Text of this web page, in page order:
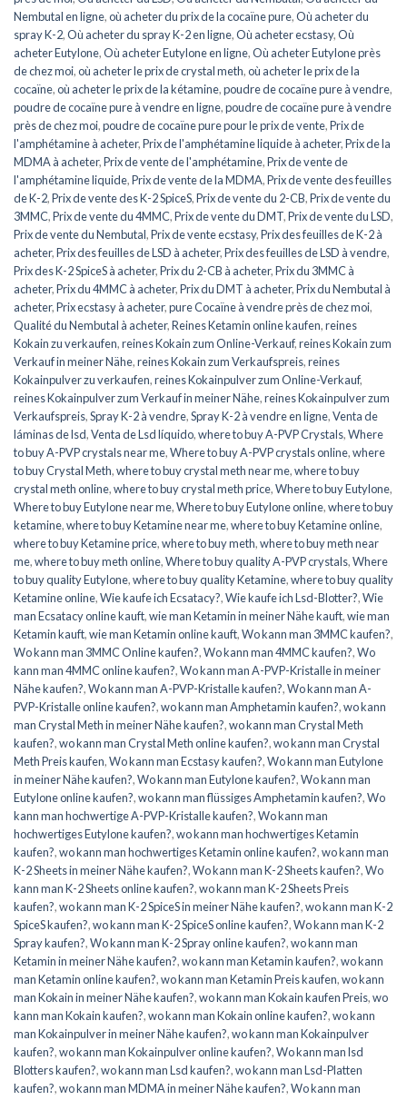
Nembutal en ligne,où acheter du prix de la cocaïne pure,Où acheter du
spray K-2,Où acheter du spray K-2 en ligne,Où acheter ecstasy,Où
acheter Eutylone,Où acheter Eutylone en ligne,Où acheter Eutylone près
de chez moi,où acheter le prix de crystal meth,où acheter le prix de la
cocaïne,où acheter le prix de la kétamine,poudre de cocaïne pure à vendre,
poudre de cocaïne pure à vendre en ligne,poudre de cocaïne pure à vendre
près de chez moi,poudre de cocaïne pure pour le prix de vente,Prix de
l'amphétamine à acheter,Prix de l'amphétamine liquide à acheter,Prix de la
MDMA à acheter,Prix de vente de l'amphétamine,Prix de vente de
l'amphétamine liquide,Prix de vente de la MDMA,Prix de vente des feuilles
de K-2,Prix de vente des K-2 SpiceS,Prix de vente du 2-CB,Prix de vente du
3MMC,Prix de vente du 4MMC,Prix de vente du DMT,Prix de vente du LSD,
Prix de vente du Nembutal,Prix de vente ecstasy,Prix des feuilles de K-2 à
acheter,Prix des feuilles de LSD à acheter,Prix des feuilles de LSD à vendre,
Prix des K-2 SpiceS à acheter,Prix du 2-CB à acheter,Prix du 3MMC à
acheter,Prix du 4MMC à acheter,Prix du DMT à acheter,Prix du Nembutal à
acheter,Prix ecstasy à acheter,pure Cocaïne à vendre près de chez moi,
Qualité du Nembutal à acheter,Reines Ketamin online kaufen,reines
Kokain zu verkaufen,reines Kokain zum Online-Verkauf,reines Kokain zum
Verkauf in meiner Nähe,reines Kokain zum Verkaufspreis,reines
Kokainpulver zu verkaufen,reines Kokainpulver zum Online-Verkauf,
reines Kokainpulver zum Verkauf in meiner Nähe,reines Kokainpulver zum
Verkaufspreis,Spray K-2 à vendre,Spray K-2 à vendre en ligne,Venta de
láminas de lsd,Venta de Lsd líquido,where to buy A-PVP Crystals,Where
to buy A-PVP crystals near me,Where to buy A-PVP crystals online,where
to buy Crystal Meth,where to buy crystal meth near me,where to buy
crystal meth online,where to buy crystal meth price,Where to buy Eutylone,
Where to buy Eutylone near me,Where to buy Eutylone online,where to buy
ketamine,where to buy Ketamine near me,where to buy Ketamine online,
where to buy Ketamine price,where to buy meth,where to buy meth near
me,where to buy meth online,Where to buy quality A-PVP crystals,Where
to buy quality Eutylone,where to buy quality Ketamine,where to buy quality
Ketamine online,Wie kaufe ich Ecsatacy?,Wie kaufe ich Lsd-Blotter?,Wie
man Ecsatacy online kauft,wie man Ketamin in meiner Nähe kauft,wie man
Ketamin kauft,wie man Ketamin online kauft,Wo kann man 3MMC kaufen?,
Wo kann man 3MMC Online kaufen?,Wo kann man 4MMC kaufen?,Wo
kann man 4MMC online kaufen?,Wo kann man A-PVP-Kristalle in meiner
Nähe kaufen?,Wo kann man A-PVP-Kristalle kaufen?,Wo kann man A-
PVP-Kristalle online kaufen?,wo kann man Amphetamin kaufen?,wo kann
man Crystal Meth in meiner Nähe kaufen?,wo kann man Crystal Meth
kaufen?,wo kann man Crystal Meth online kaufen?,wo kann man Crystal
Meth Preis kaufen,Wo kann man Ecstasy kaufen?,Wo kann man Eutylone
in meiner Nähe kaufen?,Wo kann man Eutylone kaufen?,Wo kann man
Eutylone online kaufen?,wo kann man flüssiges Amphetamin kaufen?,Wo
kann man hochwertige A-PVP-Kristalle kaufen?,Wo kann man
hochwertiges Eutylone kaufen?,wo kann man hochwertiges Ketamin
kaufen?,wo kann man hochwertiges Ketamin online kaufen?,wo kann man
K-2 Sheets in meiner Nähe kaufen?,Wo kann man K-2 Sheets kaufen?,Wo
kann man K-2 Sheets online kaufen?,wo kann man K-2 Sheets Preis
kaufen?,wo kann man K-2 SpiceS in meiner Nähe kaufen?,wo kann man K-2
SpiceS kaufen?,wo kann man K-2 SpiceS online kaufen?,Wo kann man K-2
Spray kaufen?,Wo kann man K-2 Spray online kaufen?,wo kann man
Ketamin in meiner Nähe kaufen?,wo kann man Ketamin kaufen?,wo kann
man Ketamin online kaufen?,wo kann man Ketamin Preis kaufen,wo kann
man Kokain in meiner Nähe kaufen?,wo kann man Kokain kaufen Preis,wo
kann man Kokain kaufen?,wo kann man Kokain online kaufen?,wo kann
man Kokainpulver in meiner Nähe kaufen?,wo kann man Kokainpulver
kaufen?,wo kann man Kokainpulver online kaufen?,Wo kann man lsd
Blotters kaufen?,wo kann man Lsd kaufen?,wo kann man Lsd-Platten
kaufen?,wo kann man MDMA in meiner Nähe kaufen?,Wo kann man